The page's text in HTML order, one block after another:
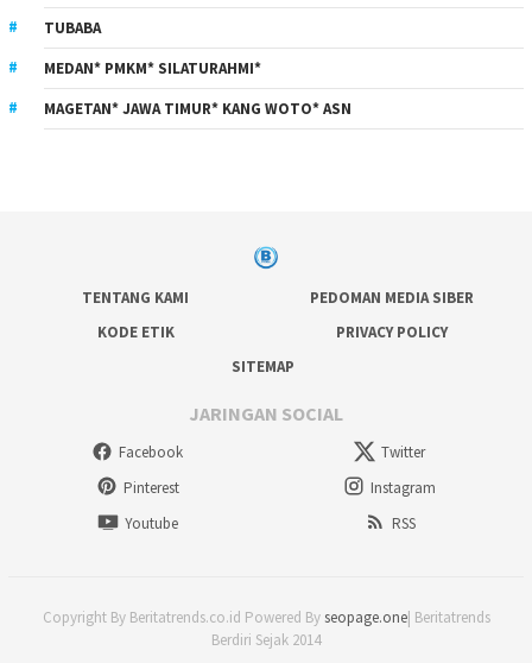
TUBABA
MEDAN* PMKM* SILATURAHMI*
MAGETAN* JAWA TIMUR* KANG WOTO* ASN
TENTANG KAMI
PEDOMAN MEDIA SIBER
KODE ETIK
PRIVACY POLICY
SITEMAP
JARINGAN SOCIAL
Facebook
Twitter
Pinterest
Instagram
Youtube
RSS
Copyright By Beritatrends.co.id Powered Byseopage.one| Beritatrends
Berdiri Sejak 2014